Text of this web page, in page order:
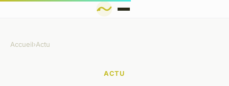
Accueil›Actu
ACTU